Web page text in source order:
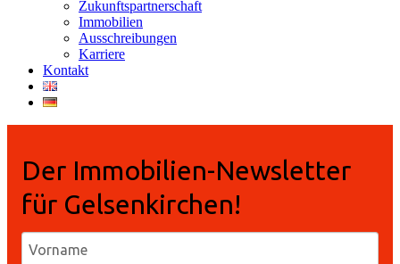
Zukunftspartnerschaft
Immobilien
Ausschreibungen
Karriere
Kontakt
Der Immobilien-Newsletter
für Gelsenkirchen!